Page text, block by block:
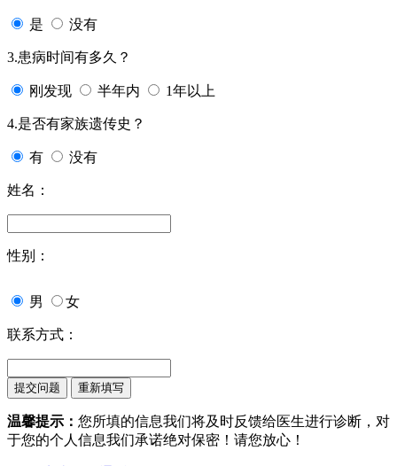
是 没有
3.患病时间有多久？
刚发现 半年内 1年以上
4.是否有家族遗传史？
有 没有
姓名：
性别：
男 女
联系方式：
温馨提示： 您所填的信息我们将及时反馈给医生进行诊断，对
于您的个人信息我们承诺绝对保密！请您放心！